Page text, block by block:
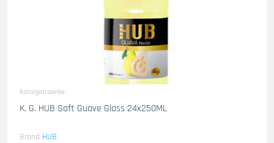
Kaltegetraenke
K. G. HUB Saft Guave Glass 24x250ML
Brand HUB